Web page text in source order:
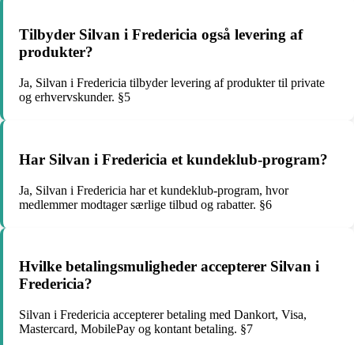
Tilbyder Silvan i Fredericia også levering af
produkter?
Ja, Silvan i Fredericia tilbyder levering af produkter til private
og erhvervskunder. §5
Har Silvan i Fredericia et kundeklub-program?
Ja, Silvan i Fredericia har et kundeklub-program, hvor
medlemmer modtager særlige tilbud og rabatter. §6
Hvilke betalingsmuligheder accepterer Silvan i
Fredericia?
Silvan i Fredericia accepterer betaling med Dankort, Visa,
Mastercard, MobilePay og kontant betaling. §7